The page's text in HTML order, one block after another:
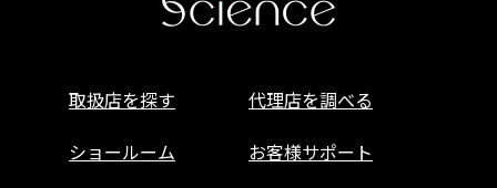
取扱店を探す
代理店を調べる
ショールーム
お客様サポート